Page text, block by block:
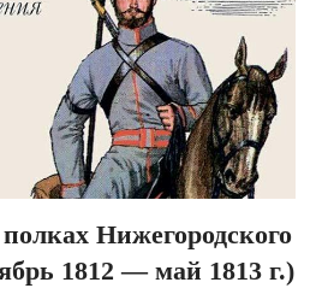
Нижегородского
1812 — май 1813 г.)